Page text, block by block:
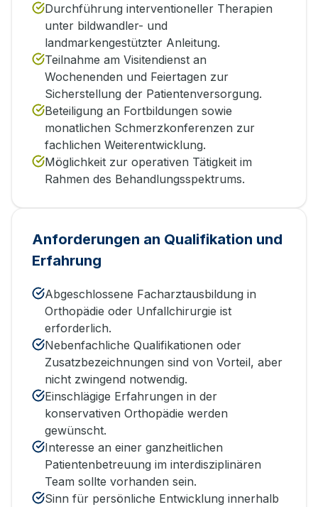
Durchführung interventioneller Therapien
unter bildwandler- und
landmarkengestützter Anleitung.
Teilnahme am Visitendienst an
Wochenenden und Feiertagen zur
Sicherstellung der Patientenversorgung.
Beteiligung an Fortbildungen sowie
monatlichen Schmerzkonferenzen zur
fachlichen Weiterentwicklung.
Möglichkeit zur operativen Tätigkeit im
Rahmen des Behandlungsspektrums.
Anforderungen an Qualifikation und
Erfahrung
Abgeschlossene Facharztausbildung in
Orthopädie oder Unfallchirurgie ist
erforderlich.
Nebenfachliche Qualifikationen oder
Zusatzbezeichnungen sind von Vorteil, aber
nicht zwingend notwendig.
Einschlägige Erfahrungen in der
konservativen Orthopädie werden
gewünscht.
Interesse an einer ganzheitlichen
Patientenbetreuung im interdisziplinären
Team sollte vorhanden sein.
Sinn für persönliche Entwicklung innerhalb